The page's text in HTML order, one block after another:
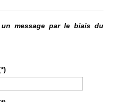
message par le biais du